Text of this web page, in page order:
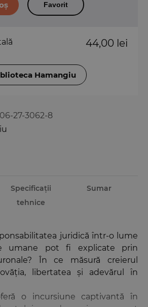
27-3062-8
Favorit
44,00 lei
Hamangiu
Specificații
tehnice
Sumar
juridică într-o lume
umane pot fi explicate prin
În ce măsură creierul
libertatea și adevărul în
o incursiune captivantă în